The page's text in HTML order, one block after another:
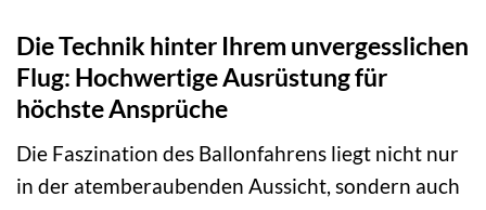
Die Technik hinter Ihrem unvergesslichen
Flug: Hochwertige Ausrüstung für
höchste Ansprüche
Die Faszination des Ballonfahrens liegt nicht nur
in der atemberaubenden Aussicht, sondern auch